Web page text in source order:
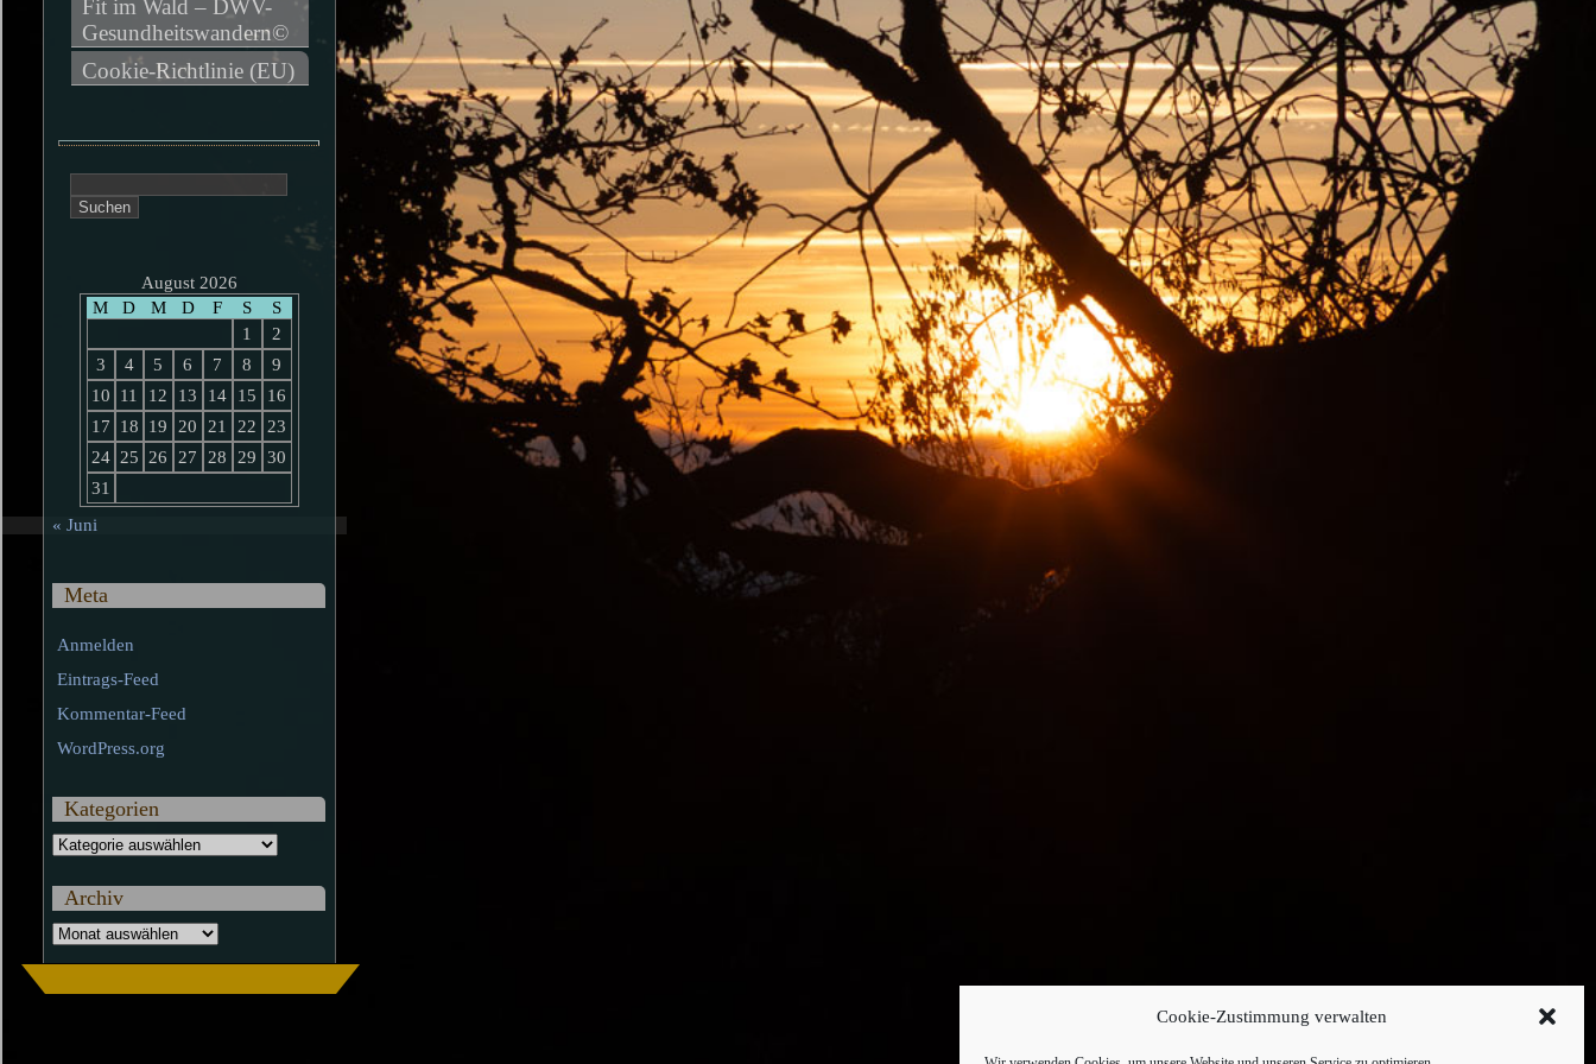
Cookie-Zustimmung verwalten
Fit im Wald – DWV-
Gesundheitswandern©
Cookie-Richtlinie (EU)
nach:
August 2026
M
D M D F S
S
1
2
3
4 5 6 7 8
9
10
11 12 13 14 15
16
17
18 19 20 21 22
23
24 25 26 27 28 29
30
31
« Juni
Meta
Anmelden
Eintrags-Feed
Kommentar-Feed
WordPress.org
Kategorien
Kategorien
Archiv
Archiv